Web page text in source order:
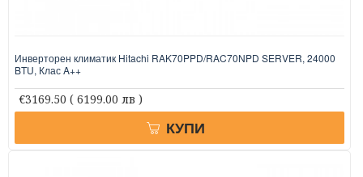
Инверторен климатик Hitachi RAK70PPD/RAC70NPD SERVER, 24000
BTU, Клас A++
€3169.50 ( 6199.00 лв )
КУПИ